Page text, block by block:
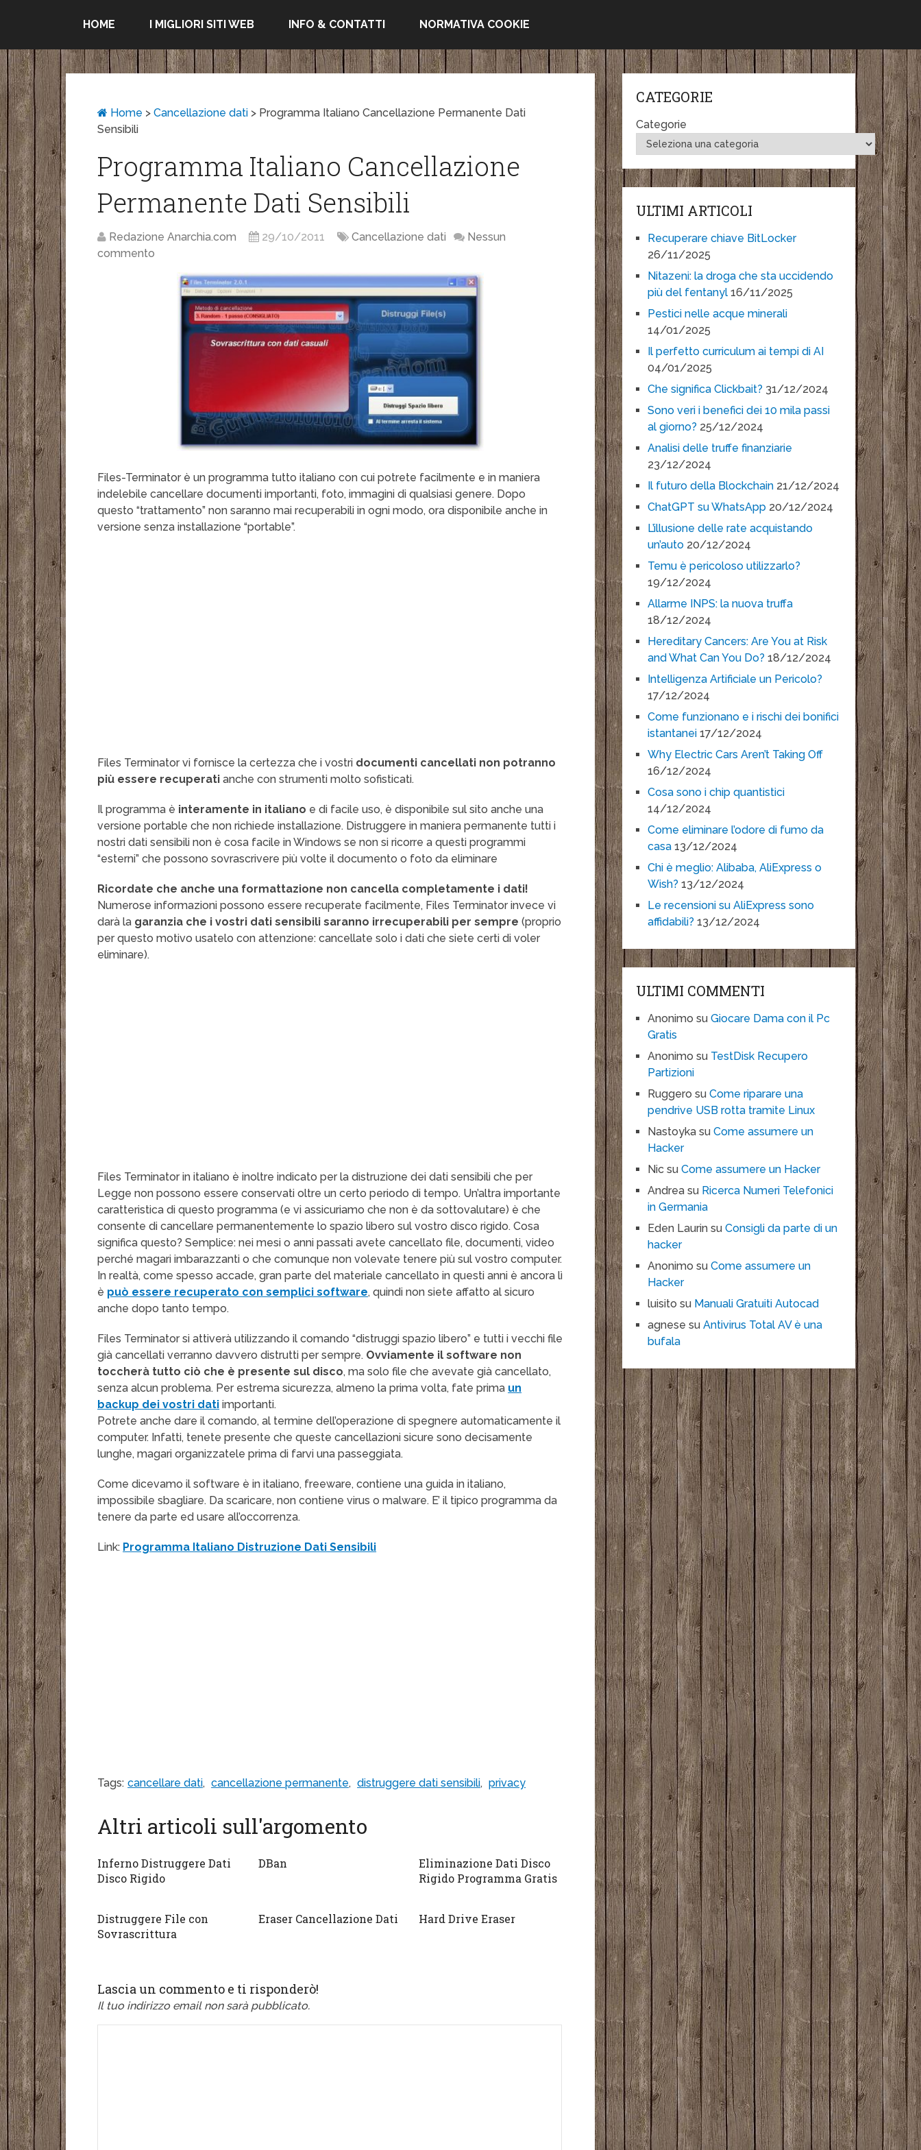
HOME I MIGLIORI SITI WEB INFO & CONTATTI NORMATIVA COOKIE
Home >Cancellazione dati > Programma Italiano Cancellazione Permanente Dati
Sensibili
Programma Italiano Cancellazione
Permanente Dati Sensibili
Redazione Anarchia.com 29/10/2011 Cancellazione dati
Nessun
commento
Files-Terminator è un programma tutto italiano con cui potrete facilmente e in maniera
indelebile cancellare documenti importanti, foto, immagini di qualsiasi genere. Dopo
questo “trattamento” non saranno mai recuperabili in ogni modo, ora disponibile anche in
versione senza installazione “portable”.
Files Terminator vi fornisce la certezza che i vostri documenti cancellati non potranno
più essere recuperati anche con strumenti molto sofisticati.
Il programma è interamente in italiano e di facile uso, è disponibile sul sito anche una
versione portable che non richiede installazione. Distruggere in maniera permanente tutti i
nostri dati sensibili non è cosa facile in Windows se non si ricorre a questi programmi
“esterni” che possono sovrascrivere più volte il documento o foto da eliminare
Ricordate che anche una formattazione non cancella completamente i dati!
Numerose informazioni possono essere recuperate facilmente, Files Terminator invece vi
darà la garanzia che i vostri dati sensibili saranno irrecuperabili per sempre (proprio
per questo motivo usatelo con attenzione: cancellate solo i dati che siete certi di voler
eliminare).
Files Terminator in italiano è inoltre indicato per la distruzione dei dati sensibili che per
Legge non possono essere conservati oltre un certo periodo di tempo. Un’altra importante
caratteristica di questo programma (e vi assicuriamo che non è da sottovalutare) è che
consente di cancellare permanentemente lo spazio libero sul vostro disco rigido. Cosa
significa questo? Semplice: nei mesi o anni passati avete cancellato file, documenti, video
perché magari imbarazzanti o che comunque non volevate tenere più sul vostro computer.
In realtà, come spesso accade, gran parte del materiale cancellato in questi anni è ancora lì
è può essere recuperato con semplici software, quindi non siete affatto al sicuro
anche dopo tanto tempo.
Files Terminator si attiverà utilizzando il comando “distruggi spazio libero” e tutti i vecchi file
già cancellati verranno davvero distrutti per sempre. Ovviamente il software non
toccherà tutto ciò che è presente sul disco, ma solo file che avevate già cancellato,
senza alcun problema. Per estrema sicurezza, almeno la prima volta, fate prima un
backup dei vostri dati importanti.
Potrete anche dare il comando, al termine dell’operazione di spegnere automaticamente il
computer. Infatti, tenete presente che queste cancellazioni sicure sono decisamente
lunghe, magari organizzatele prima di farvi una passeggiata.
Come dicevamo il software è in italiano, freeware, contiene una guida in italiano,
impossibile sbagliare. Da scaricare, non contiene virus o malware. E’ il tipico programma da
tenere da parte ed usare all’occorrenza.
Link: Programma Italiano Distruzione Dati Sensibili
Tags: cancellare dati, cancellazione permanente, distruggere dati sensibili, privacy
Altri articoli sull'argomento
Inferno Distruggere Dati
Disco Rigido
DBan
Eliminazione Dati Disco
Rigido Programma Gratis
Distruggere File con
Sovrascrittura
Eraser Cancellazione Dati Hard Drive Eraser
Lascia un commento e ti risponderò!
Il tuo indirizzo email non sarà pubblicato.
CATEGORIE
Categorie
ULTIMI ARTICOLI
Recuperare chiave BitLocker
26/11/2025
Nitazeni: la droga che sta uccidendo
più del fentanyl 16/11/2025
Pestici nelle acque minerali
14/01/2025
Il perfetto curriculum ai tempi di AI
04/01/2025
Che significa Clickbait? 31/12/2024
Sono veri i benefici dei 10 mila passi
al giorno? 25/12/2024
Analisi delle truffe finanziarie
23/12/2024
Il futuro della Blockchain 21/12/2024
ChatGPT su WhatsApp 20/12/2024
L’illusione delle rate acquistando
un’auto 20/12/2024
Temu è pericoloso utilizzarlo?
19/12/2024
Allarme INPS: la nuova truffa
18/12/2024
Hereditary Cancers: Are You at Risk
and What Can You Do? 18/12/2024
Intelligenza Artificiale un Pericolo?
17/12/2024
Come funzionano e i rischi dei bonifici
istantanei 17/12/2024
Why Electric Cars Aren’t Taking Off
16/12/2024
Cosa sono i chip quantistici
14/12/2024
Come eliminare l’odore di fumo da
casa 13/12/2024
Chi è meglio: Alibaba, AliExpress o
Wish? 13/12/2024
Le recensioni su AliExpress sono
affidabili? 13/12/2024
ULTIMI COMMENTI
Anonimo suGiocare Dama con il Pc
Gratis
Anonimo su TestDisk Recupero
Partizioni
Ruggero suCome riparare una
pendrive USB rotta tramite Linux
Nastoyka suCome assumere un
Hacker
Nic suCome assumere un Hacker
Andrea su Ricerca Numeri Telefonici
in Germania
Eden Laurin suConsigli da parte di un
hacker
Anonimo suCome assumere un
Hacker
luisito su Manuali Gratuiti Autocad
agnese suAntivirus Total AV è una
bufala